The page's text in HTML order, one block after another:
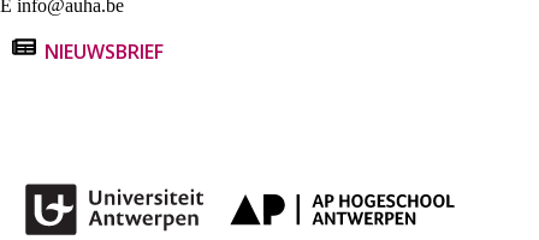
E info@auha.be
NIEUWSBRIEF